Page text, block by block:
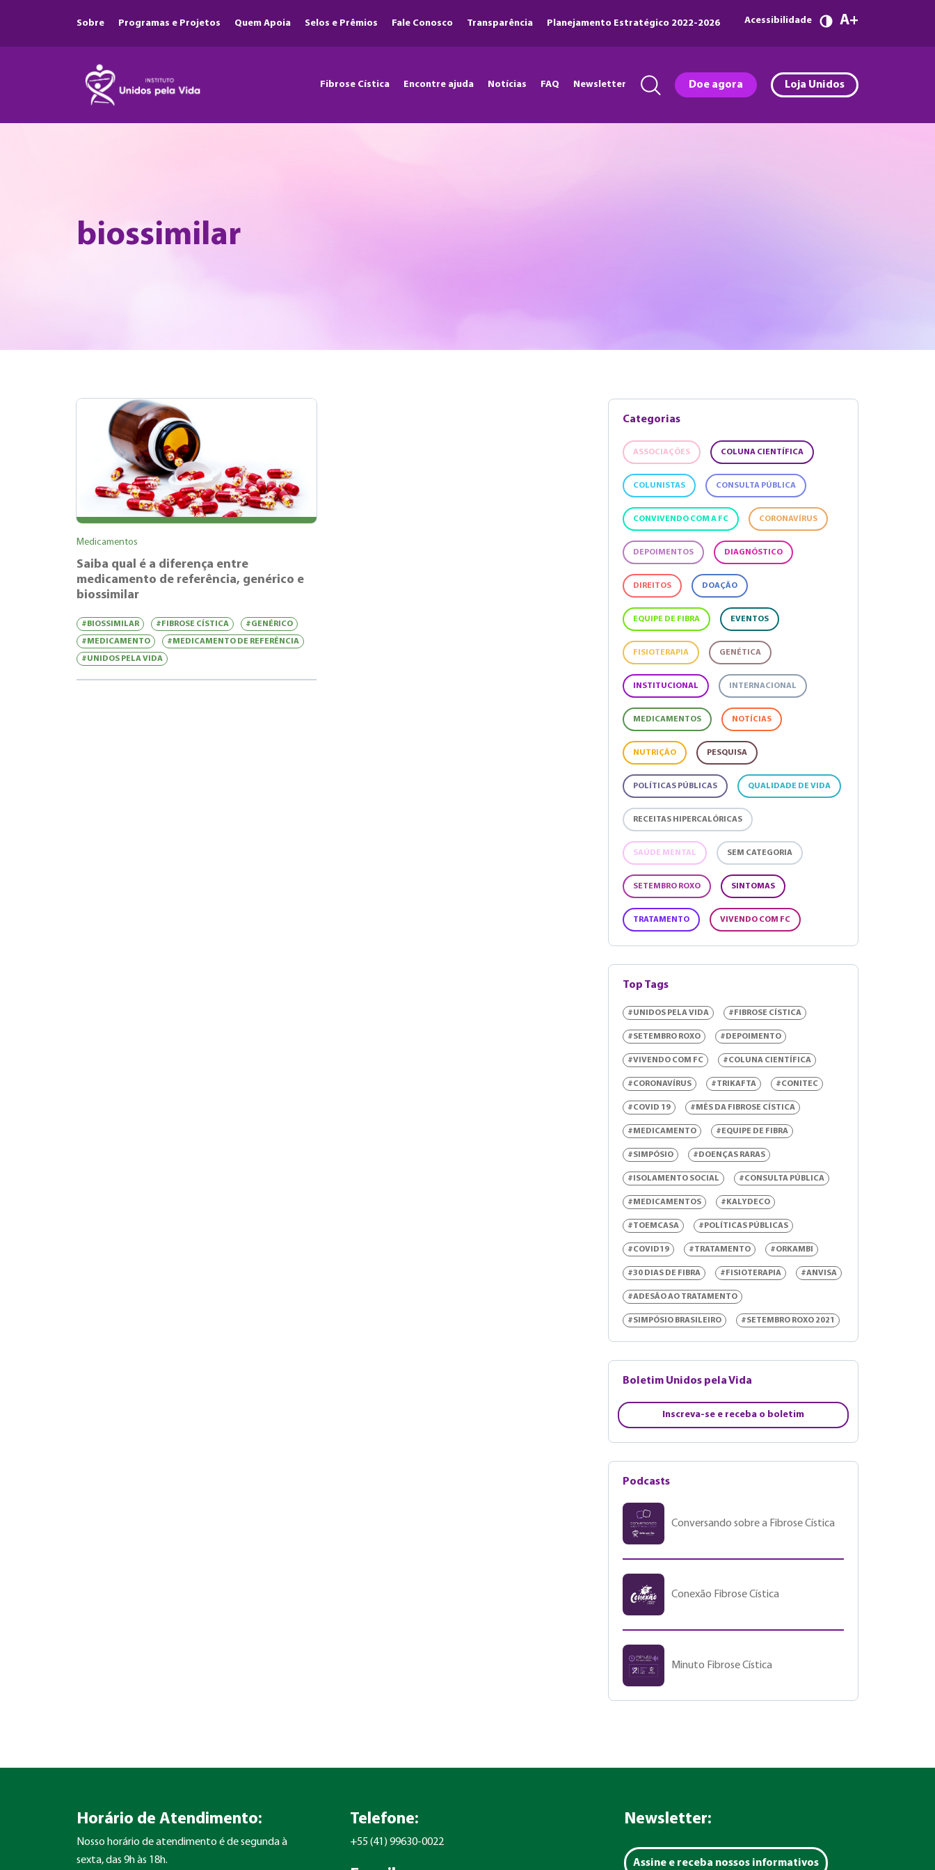
Sobre Programas e Projetos Quem Apoia Selos e Prêmios Fale Conosco Transparência Planejamento Estratégico 2022-2026 Acessibilidade A
Fibrose Cística Encontre ajuda Notícias FAQ Newsletter Doe agora Loja Unidos
biossimilar
Medicamentos
Saiba qual é a diferença entre
medicamento de referência, genérico e
biossimilar
#BIOSSIMILAR #FIBROSE CÍSTICA #GENÉRICO
#MEDICAMENTO #MEDICAMENTO DE REFERÊNCIA
#UNIDOS PELA VIDA
Categorias
ASSOCIAÇÕES COLUNA CIENTÍFICA
COLUNISTAS CONSULTA PÚBLICA
CONVIVENDO COM A FC CORONAVÍRUS
DEPOIMENTOS DIAGNÓSTICO
DIREITOS DOAÇÃO
EQUIPE DE FIBRA EVENTOS
FISIOTERAPIA GENÉTICA
INSTITUCIONAL INTERNACIONAL
MEDICAMENTOS NOTÍCIAS
NUTRIÇÃO PESQUISA
POLÍTICAS PÚBLICAS QUALIDADE DE VIDA
RECEITAS HIPERCALÓRICAS
SAÚDE MENTAL SEM CATEGORIA
SETEMBRO ROXO SINTOMAS
TRATAMENTO VIVENDO COM FC
Top Tags
#UNIDOS PELA VIDA #FIBROSE CÍSTICA
#SETEMBRO ROXO #DEPOIMENTO
#VIVENDO COM FC #COLUNA CIENTÍFICA
#CORONAVÍRUS #TRIKAFTA #CONITEC
#COVID 19 #MÊS DA FIBROSE CÍSTICA
#MEDICAMENTO #EQUIPE DE FIBRA
#SIMPÓSIO #DOENÇAS RARAS
#ISOLAMENTO SOCIAL #CONSULTA PÚBLICA
#MEDICAMENTOS #KALYDECO
#TOEMCASA #POLÍTICAS PÚBLICAS
#COVID19 #TRATAMENTO #ORKAMBI
#30 DIAS DE FIBRA #FISIOTERAPIA #ANVISA
#ADESÃO AO TRATAMENTO
#SIMPÓSIO BRASILEIRO #SETEMBRO ROXO 2021
Boletim Unidos pela Vida
Inscreva-se e receba o boletim
Podcasts
Conversando sobre a Fibrose Cística
Conexão Fibrose Cística
Minuto Fibrose Cística
Horário de Atendimento:
Nosso horário de atendimento é de segunda à
sexta, das 9h às 18h.
Telefone:
+55 (41) 99630-0022
Newsletter:
Assine e receba nossos informativos